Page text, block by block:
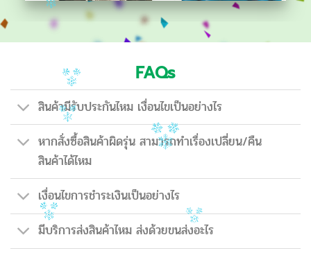
FAQs
สินค้ามีรับประกันไหม เงื่อนไขเป็นอย่างไร
หากสั่งซื้อสินค้าผิดรุ่น สามารถทำเรื่องเปลี่ยน/คืน
สินค้าได้ไหม
เงื่อนไขการชำระเงินเป็นอย่างไร
มีบริการส่งสินค้าไหม ส่งด้วยขนส่งอะไร